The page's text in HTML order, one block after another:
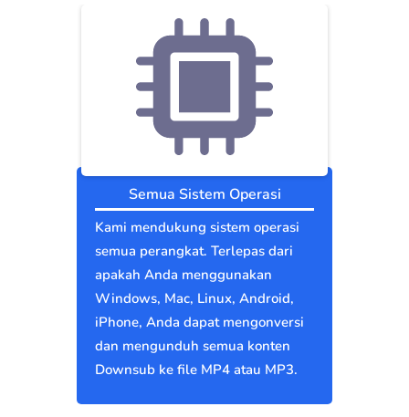
Semua Sistem Operasi
Kami mendukung sistem operasi
semua perangkat. Terlepas dari
apakah Anda menggunakan
Windows, Mac, Linux, Android,
iPhone, Anda dapat mengonversi
dan mengunduh semua konten
Downsub ke file MP4 atau MP3.